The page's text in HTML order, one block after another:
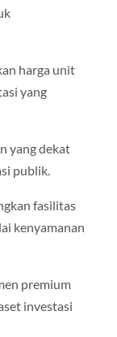
harga unit
yang
yang dekat
publik.
fasilitas
kenyamanan
premium
investasi